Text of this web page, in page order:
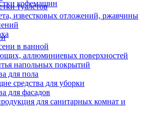
кофемашин
туалетов
известковых отложений, ржавчины
в ванной
аллюминиевых поверхностей
напольных покрытий
для пола
средства для уборки
для фасадов
для санитарных комнат и